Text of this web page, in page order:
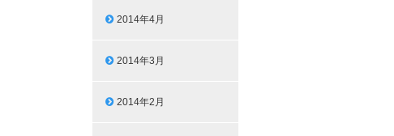
2014年4月
2014年3月
2014年2月